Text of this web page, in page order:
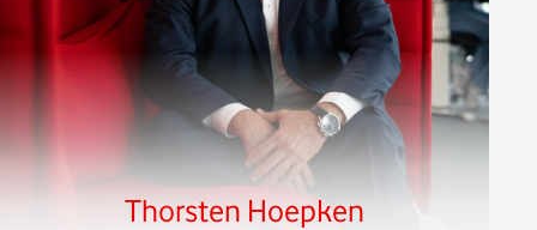
Thorsten Hoepken